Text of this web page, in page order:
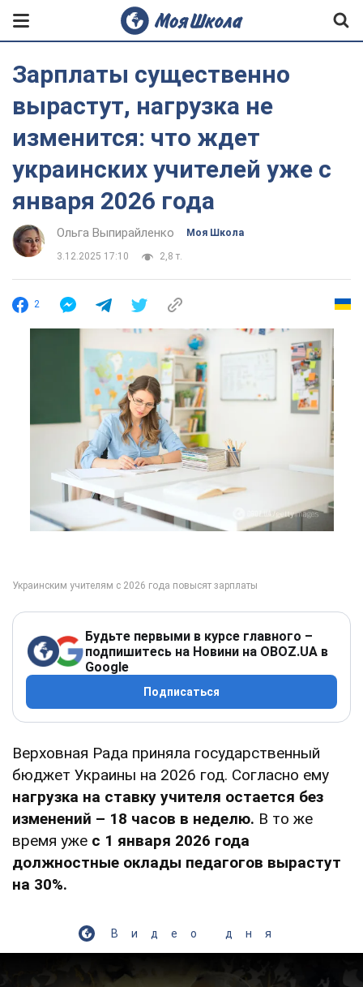
Зарплаты существенно
вырастут, нагрузка не
изменится: что ждет
украинских учителей уже с
января 2026 года
Ольга Выпирайленко Моя Школа
3.12.2025 17:10 2,8 т.
2
Будьте первыми в курсе главного –
подпишитесь на Новини на OBOZ.UA в
Google
Подписаться
Верховная Рада приняла государственный
бюджет Украины на 2026 год. Согласно ему
нагрузка на ставку учителя остается без
изменений – 18 часов в неделю. В то же
время уже с 1 января 2026 года
должностные оклады педагогов вырастут
на 30%.
Видео дня